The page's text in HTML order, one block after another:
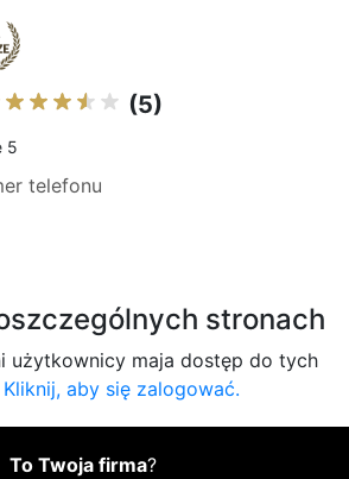
(5)
5
telefonu
stronach
użytkownicy maja dostęp do tych
Kliknij, aby się zalogować.
To Twoja firma?